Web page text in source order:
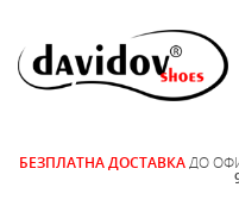
БЕЗПЛАТНА ДОСТАВКА ДО